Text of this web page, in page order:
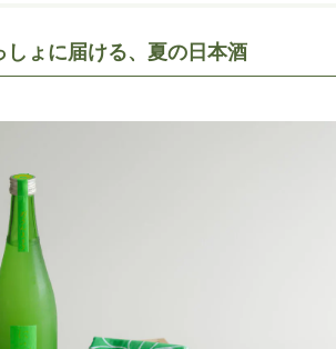
ょに届ける、夏の日本酒